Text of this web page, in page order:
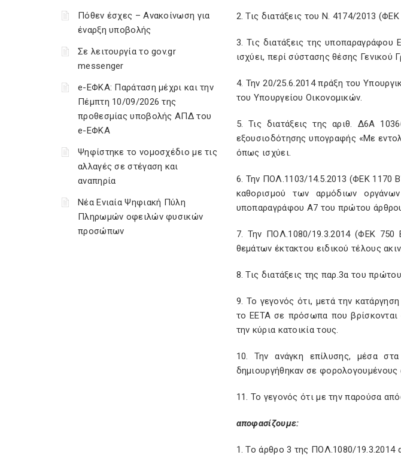
Πόθεν έσχες – Ανακοίνωση για
έναρξη υποβολής
Σε λειτουργία το gov.gr
messenger
e-ΕΦΚΑ: Παράταση μέχρι και την
Πέμπτη 10/09/2026 της
προθεσμίας υποβολής ΑΠΔ του
e-ΕΦΚΑ
Ψηφίστηκε το νομοσχέδιο με τις
αλλαγές σε στέγαση και
αναπηρία
Νέα Ενιαία Ψηφιακή Πύλη
Πληρωμών οφειλών φυσικών
προσώπων
2. Τις διατάξεις του Ν. 4174/2013 (ΦΕΚ
3. Τις διατάξεις της
ισχύει, περί σύστασης θέσης
4. Την 20/25.6.2014 πράξη του
του Υπουργείου Οικονομικών.
5. Τις διατάξεις της αριθ. Δ6Α
εξουσιοδότησης υπογραφής «Με
όπως ισχύει.
6. Την ΠΟΛ.1103/14.5.2013 (ΦΕΚ 1170
καθορισμού των αρμόδιων
υποπαραγράφου Α7 του πρώτου
7. Την ΠΟΛ.1080/19.3.2014 (ΦΕΚ 750
θεμάτων έκτακτου ειδικού τέλους
8. Τις διατάξεις της παρ.3α του
9. Το γεγονός ότι, μετά την
το ΕΕΤΑ σε πρόσωπα που βρίσκονται
την κύρια κατοικία τους.
10. Την ανάγκη επίλυσης, μέσα
δημιουργήθηκαν σε
11. Το γεγονός ότι με την παρούσα
αποφασίζουμε:
1. Το άρθρο 3 της ΠΟΛ.1080/19.3.2014